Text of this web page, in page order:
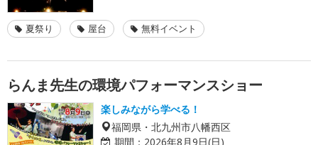
夏祭り 屋台 無料イベント
らんま先生の環境パフォーマンスショー
楽しみながら学べる！
福岡県・北九州市八幡西区
期間： 2026年8月9日(日)